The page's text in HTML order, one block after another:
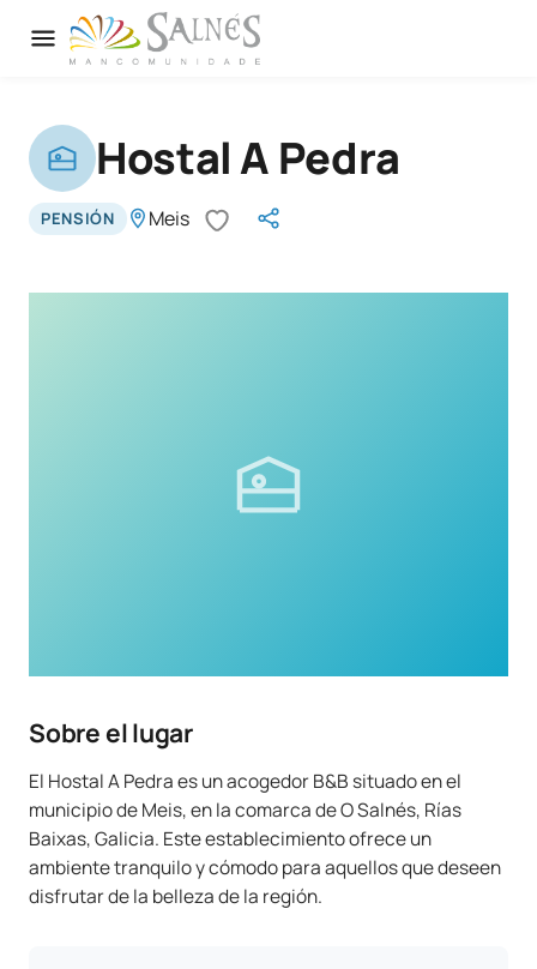
Hostal A Pedra
PENSIÓN Meis
Sobre el lugar
El Hostal A Pedra es un acogedor B&B situado en el
municipio de Meis, en la comarca de O Salnés, Rías
Baixas, Galicia. Este establecimiento ofrece un
ambiente tranquilo y cómodo para aquellos que deseen
disfrutar de la belleza de la región.